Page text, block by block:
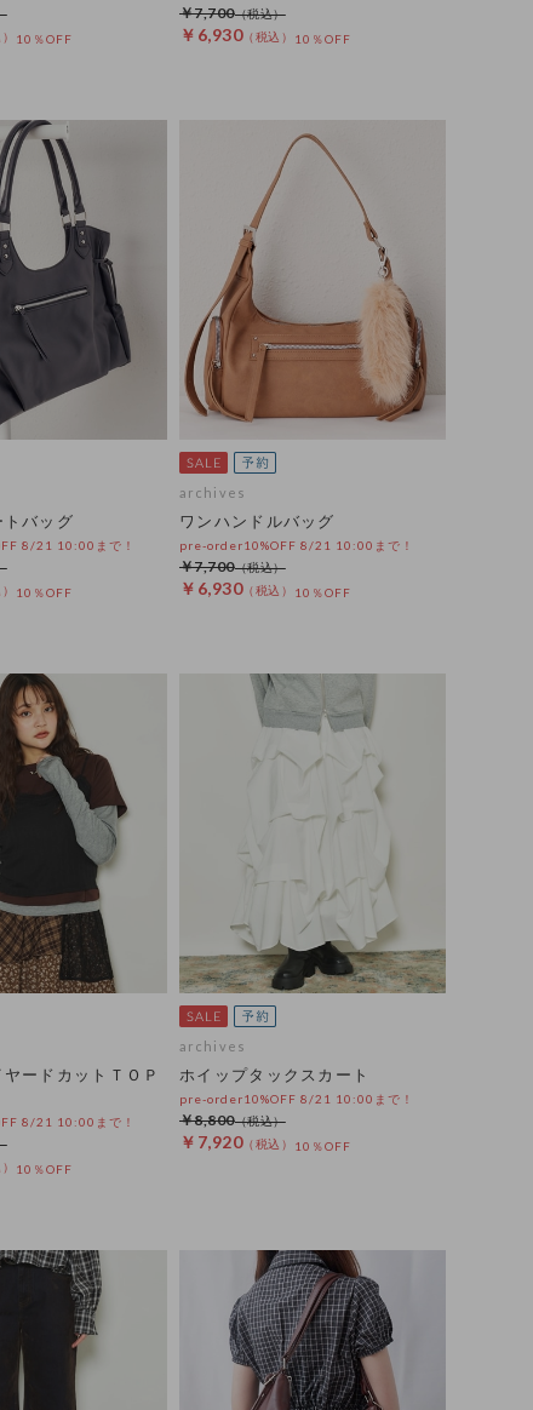
10％OFF ￥6,930 10％OFF
￥7,700
トバッグ
8/21 10:00まで！
10％OFF
archives
ワンハンドルバッグ
pre-order10%OFF 8/21 10:00まで！
￥6,930 10％OFF
￥7,700
ードカットＴＯＰ
8/21 10:00まで！
10％OFF
archives
ホイップタックスカート
pre-order10%OFF 8/21 10:00まで！
￥7,920 10％OFF
￥8,800